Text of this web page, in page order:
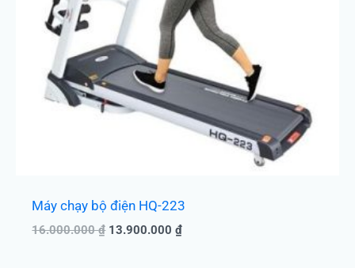
Máy chạy bộ điện HQ-223
16.000.000₫ 13.900.000₫